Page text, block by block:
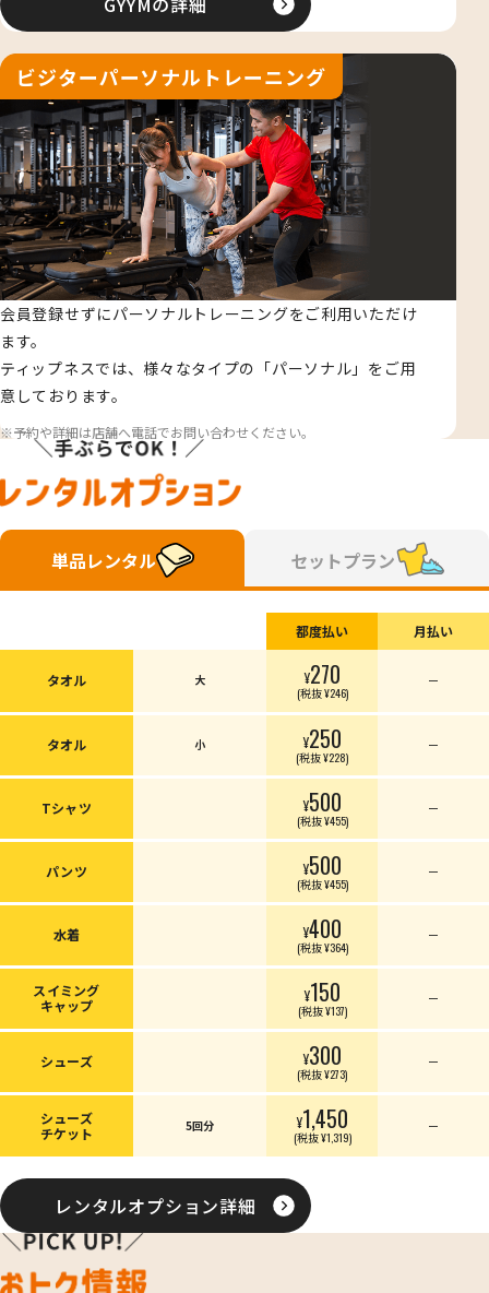
ビジターパーソナルトレーニング
会員登録せずにパーソナルトレーニングをご利用いただけ
ます。
ティップネスでは、様々なタイプの「パーソナル」をご用
意しております。
予約や詳細は店舗へ電話でお問い合わせください。
単品レンタル セットプラン
都度払い 月払い
タオル 大 ¥270
(税抜 ¥246)
ー
タオル 小 ¥250
(税抜 ¥228)
ー
Tシャツ ¥500
(税抜 ¥455)
ー
パンツ ¥500
(税抜 ¥455)
ー
水着 ¥400
(税抜 ¥364)
ー
スイミング
キャップ
¥150
(税抜 ¥137)
ー
シューズ ¥300
(税抜 ¥273)
ー
シューズ
チケット
5回分 ¥1,450
(税抜 ¥1,319)
ー
レンタルオプション詳細